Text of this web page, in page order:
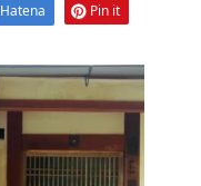
Hatena Pin it